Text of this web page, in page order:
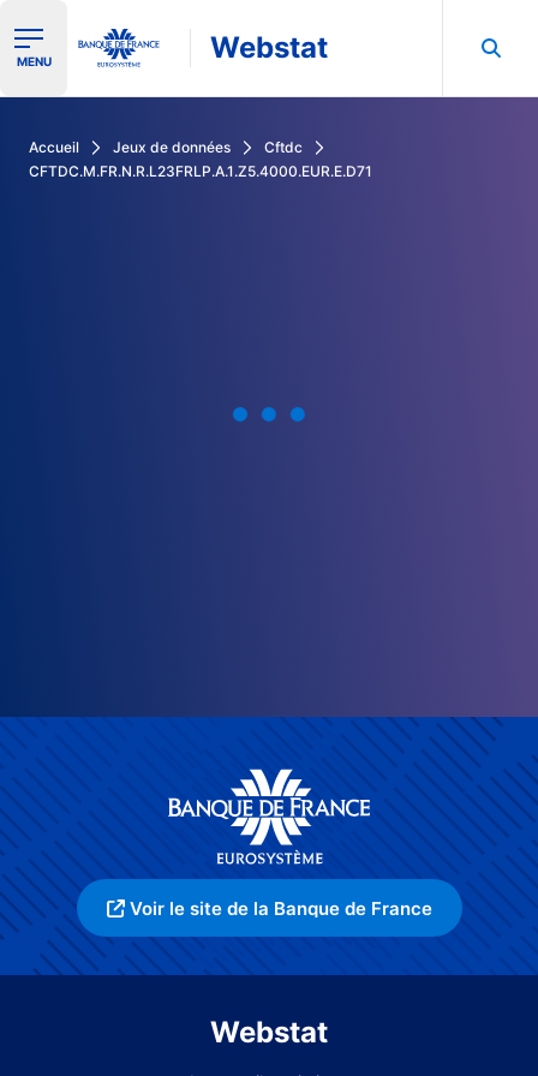
Ouvrir le menu de navigation
MENU Webstat
Accueil Jeux de données
Cftdc
CFTDC.M.FR.N.R.L23FRLP.A.1.Z5.4000.EUR.E.D71
Voir le site de la Banque de France
Webstat